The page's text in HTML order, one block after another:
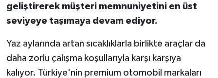
geliştirerek müşteri memnuniyetini en üst
seviyeye taşımaya devam ediyor.
Yaz aylarında artan sıcaklıklarla birlikte araçlar da
daha zorlu çalışma koşullarıyla karşı karşıya
kalıyor. Türkiye'nin premium otomobil markaları